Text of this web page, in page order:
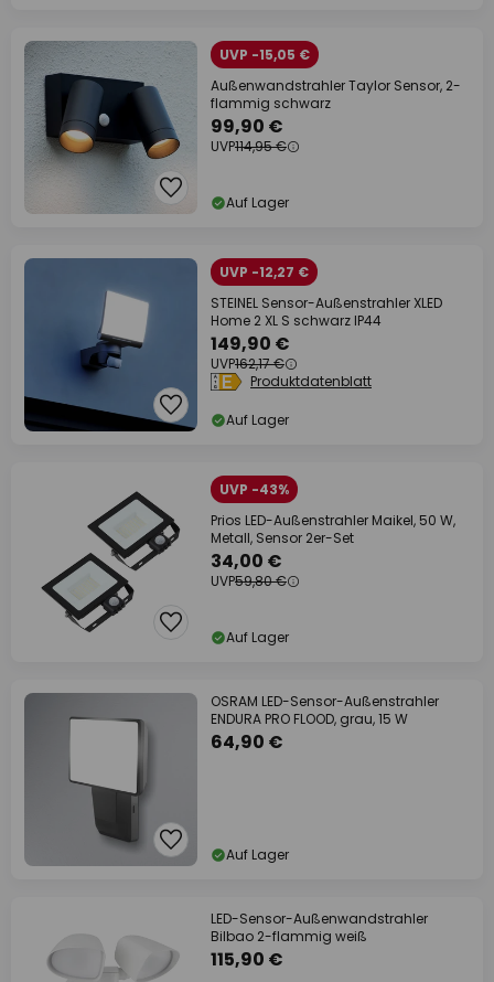
UVP -15,05 €
Außenwandstrahler Taylor Sensor, 2-
flammig schwarz
99,90 €
UVP114,95 €
Auf Lager
UVP -12,27 €
STEINEL Sensor-Außenstrahler XLED
Home 2 XL S schwarz IP44
149,90 €
UVP162,17 €
Produktdatenblatt
Auf Lager
UVP -43%
Prios LED-Außenstrahler Maikel, 50 W,
Metall, Sensor 2er-Set
34,00 €
UVP59,80 €
Auf Lager
OSRAM LED-Sensor-Außenstrahler
ENDURA PRO FLOOD, grau, 15 W
64,90 €
Auf Lager
LED-Sensor-Außenwandstrahler
Bilbao 2-flammig weiß
115,90 €